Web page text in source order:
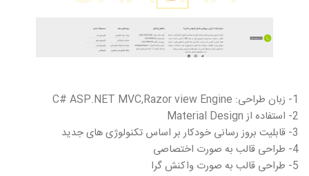
1- زبان طراحی: C# ASP.NET MVC,Razor view Engine
2- استفاده از Material Design
3- قابلیت بروز رسانی خودکار بر اساس تکنولوژی های جدید
4- طراحی قالب به صورت اختصاصی
5- طراحی قالب به صورت واکنش گرا